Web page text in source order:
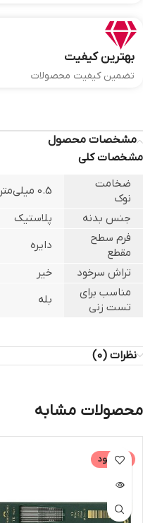
بهترین کیفیت
تضمین کیفیت محصولات
مشخصات محصول
مشخصات کلی
ضخامت
نوک
0.5 میلی‌متر
جنس بدنه
پلاستیک
فرم سطح
مقطع
دایره
تراش سرخود
خیر
مناسب برای
تست زنی
بله
نظرات (0)
محصولات مشابه
ناموجود